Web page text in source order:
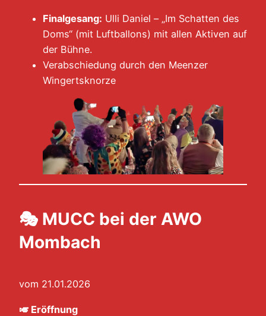
Finalgesang: Ulli Daniel – „Im Schatten des
Doms“ (mit Luftballons) mit allen Aktiven auf
der Bühne.
Verabschiedung durch den Meenzer
Wingertsknorze
🎭 MUCC bei der AWO
Mombach
vom 21.01.2026
🎺 Eröffnung